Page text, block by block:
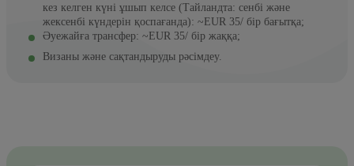
кез келген күні ұшып келсе (Тайландта: сенбі және
жексенбі күндерін қоспағанда): ~EUR 35/ бір бағытқа;
Әуежайға трансфер: ~EUR 35/ бір жаққа;
Визаны және сақтандыруды рәсімдеу.